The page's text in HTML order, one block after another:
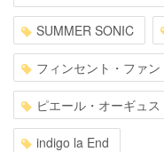
SUMMER SONIC
フィンセント・ファン
ピエール・オーギュ
indigo la End